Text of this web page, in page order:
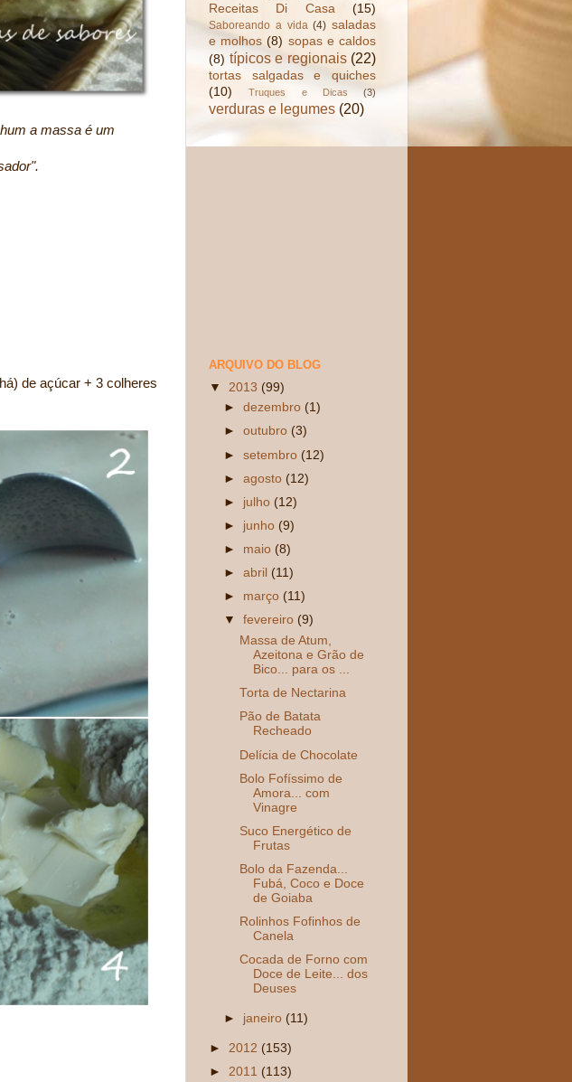
a massa é um
de açúcar + 3 colheres
Receitas Di Casa
(15)
Saboreando a vida (4) saladas
e molhos (8) sopas e caldos
(8) típicos e regionais (22)
tortas salgadas e quiches
(10)
Truques e Dicas (3)
verduras e legumes (20)
ARQUIVO DO BLOG
▼ 2013 (99)
►dezembro (1)
►outubro (3)
►setembro (12)
►agosto (12)
► julho (12)
► junho (9)
► maio (8)
►abril (11)
► março (11)
▼fevereiro (9)
Massa de Atum,
Azeitona e Grão de
Bico... para os ...
Torta de Nectarina
Pão de Batata
Recheado
Delícia de Chocolate
Bolo Fofíssimo de
Amora... com
Vinagre
Suco Energético de
Frutas
Bolo da Fazenda...
Fubá, Coco e Doce
de Goiaba
Rolinhos Fofinhos de
Canela
Cocada de Forno com
Doce de Leite... dos
Deuses
► janeiro (11)
► 2012 (153)
► 2011 (113)